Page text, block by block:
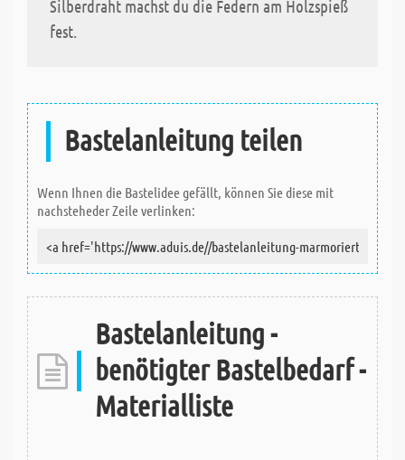
Silberdraht machst du die Federn am Holzspieß
fest.
Bastelanleitung teilen
Wenn Ihnen die Bastelidee gefällt, können Sie diese mit
nachsteheder Zeile verlinken:
Bastelanleitung -
benötigter Bastelbedarf -
Materialliste